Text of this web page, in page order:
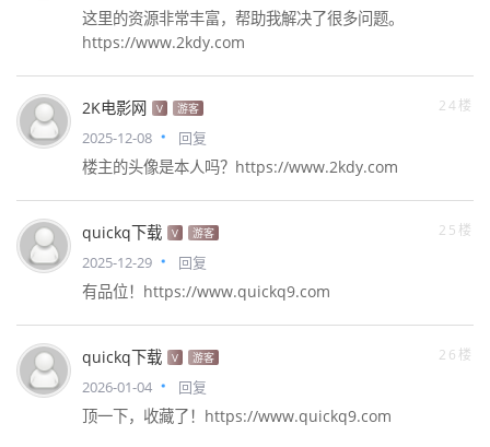
这里的资源非常丰富，帮助我解决了很多问题。
https://www.2kdy.com
2K电影网 V 游客 24楼
2025-12-08 回复
楼主的头像是本人吗？https://www.2kdy.com
quickq下载 V 游客 25楼
2025-12-29 回复
有品位！https://www.quickq9.com
quickq下载 V 游客 26楼
2026-01-04 回复
顶一下，收藏了！https://www.quickq9.com